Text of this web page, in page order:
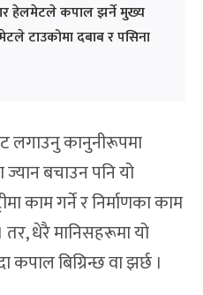
हेलमेटले कपाल झर्ने मुख्य
टाउकोमा दबाब र पसिना
लगाउनु कानुनीरूपमा
ज्यान बचाउन पनि यो
काम गर्ने र निर्माणका काम
धेरै मानिसहरूमा यो
बिग्रिन्छ वा झर्छ ।